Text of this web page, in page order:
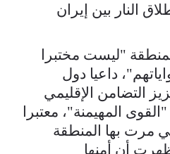
النار بين إيران
"ليست مختبرا
داعيا دول
التضامن الإقليمي
المهيمنة"، معتبرا
مرت بها المنطقة
أن أمنها